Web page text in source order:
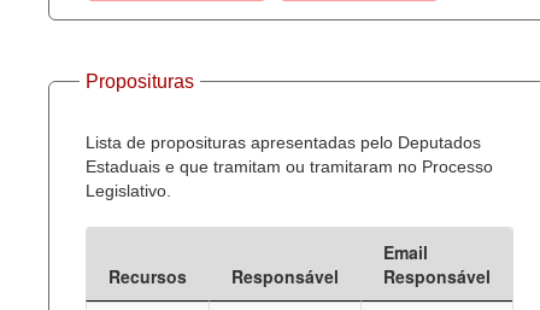
Proposituras
Lista de proposituras apresentadas pelo Deputados
Estaduais e que tramitam ou tramitaram no Processo
Legislativo.
Recursos Responsável
Email
Responsável